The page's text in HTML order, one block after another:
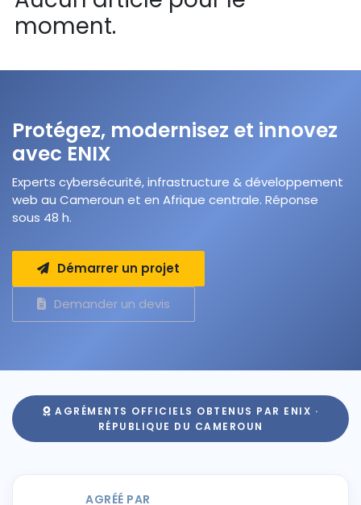
moment.
Protégez, modernisez et innovez
avec ENIX
Experts cybersécurité, infrastructure & développement
web au Cameroun et en Afrique centrale. Réponse
sous 48 h.
Démarrer un projet
Demander un devis
AGRÉMENTS OFFICIELS OBTENUS PAR ENIX ·
RÉPUBLIQUE DU CAMEROUN
AGRÉÉ PAR